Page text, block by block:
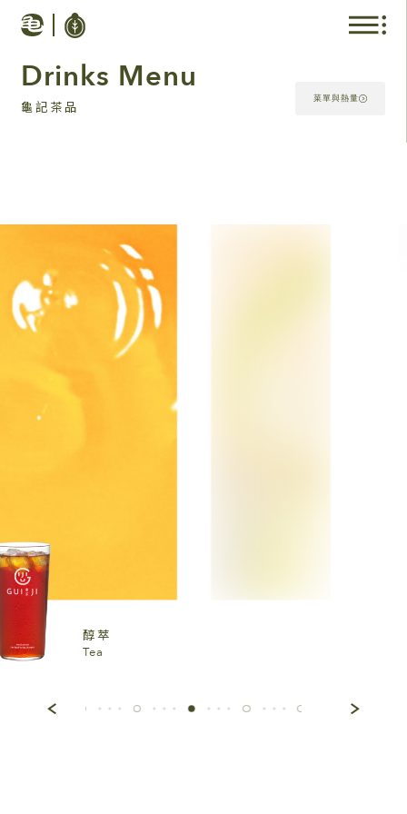
龜記茶品
Drinks Menu
菜單與熱量
醇萃
Tea